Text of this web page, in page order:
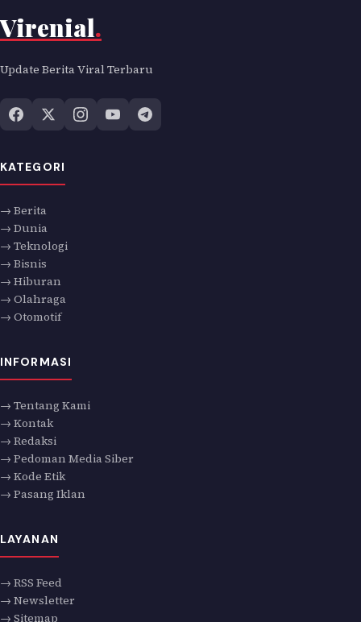
Virenial.
Update Berita Viral Terbaru
KATEGORI
→ Berita
→ Dunia
→ Teknologi
→ Bisnis
→ Hiburan
→ Olahraga
→ Otomotif
INFORMASI
→ Tentang Kami
→ Kontak
→ Redaksi
→ Pedoman Media Siber
→ Kode Etik
→ Pasang Iklan
LAYANAN
→ RSS Feed
→ Newsletter
→ Sitemap